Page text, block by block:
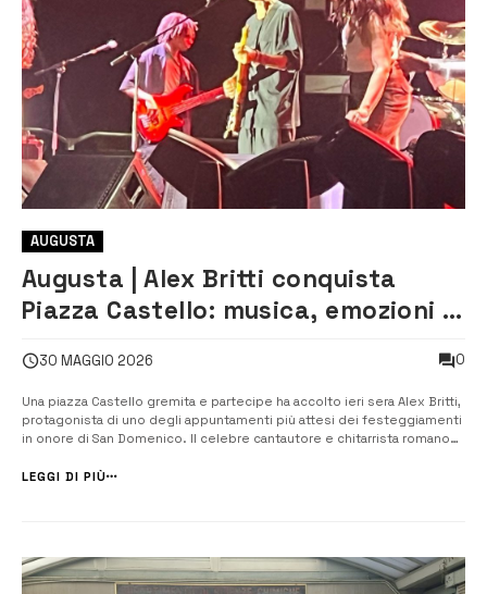
AUGUSTA
Augusta | Alex Britti conquista
Piazza Castello: musica, emozioni e
di San Domenico
30 MAGGIO 2026 0
Una piazza Castello gremita e partecipe ha accolto ieri sera Alex Britti,
protagonista di uno degli appuntamenti più attesi dei festeggiamenti
in onore di San Domenico. Il celebre cantautore e chitarrista romano
suoi più grandi successi a momenti più intimi e personali, ca...
LEGGI DI PIÙ